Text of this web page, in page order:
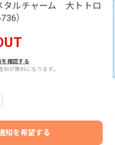
ルチャーム 大トトロ
）
を確認する
が無料になります。
知を希望する